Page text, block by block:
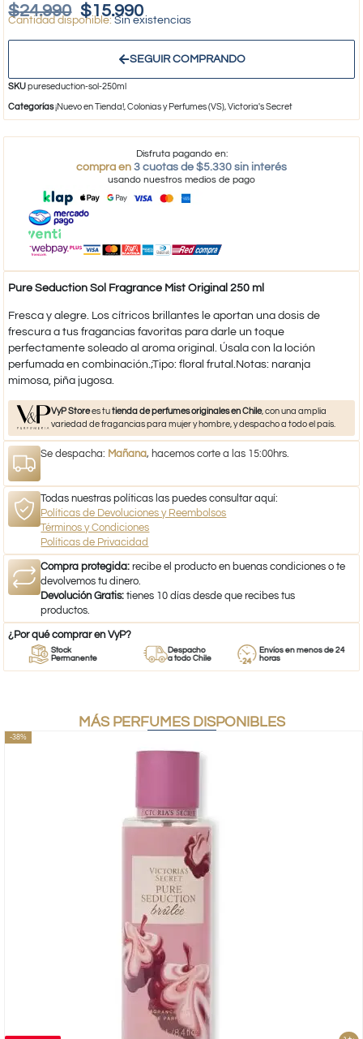
$24.990 $15.990
Sin existencias
SEGUIR COMPRANDO
SKUpureseduction-sol-250ml
Categorías¡Nuevo en Tienda!,Colonias y Perfumes (VS),Victoria's Secret
Disfruta pagando en:
compra en 3 cuotas de $5.330 sin interés
usando nuestros medios de pago
Pure Seduction Sol Fragrance Mist Original 250 ml
Fresca y alegre. Los cítricos brillantes le aportan una dosis de
frescura a tus fragancias favoritas para darle un toque
perfectamente soleado al aroma original. Úsala con la loción
perfumada en combinación.;Tipo: floral frutal.Notas: naranja
mimosa, piña jugosa.
VyP Storees tutienda de perfumes originales en Chile, con una amplia
variedad de fragancias para mujer y hombre, y despacho a todo el país.
Se despacha: Mañana, hacemos corte a las 15:00hrs.
Todas nuestras políticas las puedes consultar aquí:
Políticas de Devoluciones y Reembolsos
Términos y Condiciones
Políticas de Privacidad
Compra protegida: recibe el producto en buenas condiciones o te
devolvemos tu dinero.
Devolución Gratis: tienes 10 días desde que recibes tus
productos.
¿Por qué comprar en VyP?
Stock
Permanente
Despacho
a todo Chile
Envíos en menos de 24
horas
MÁS PERFUMES DISPONIBLES
-38%